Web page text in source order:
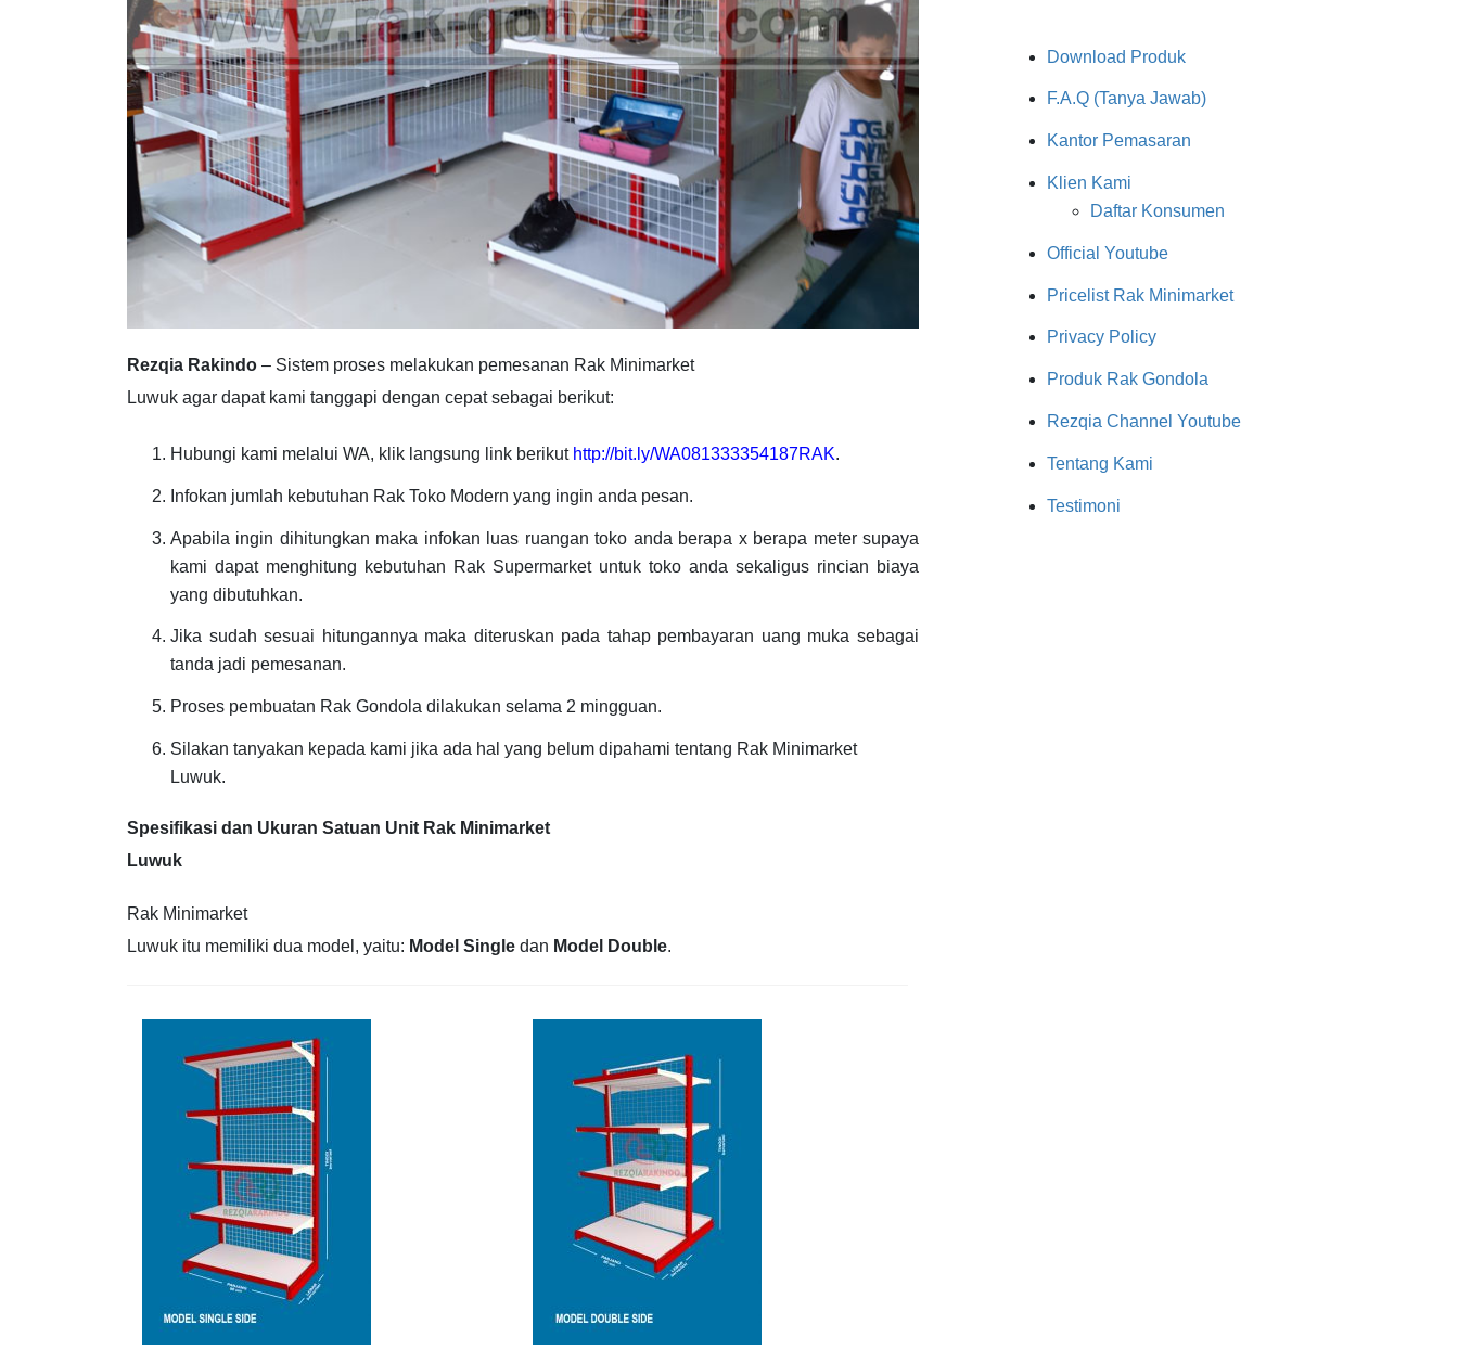
Rezqia Rakindo – Sistem proses melakukan pemesanan Rak Minimarket
Luwuk agar dapat kami tanggapi dengan cepat sebagai berikut:
Hubungi kami melalui WA, klik langsung link berikut http://bit.ly/WA081333354187RAK.
Infokan jumlah kebutuhan Rak Toko Modern yang ingin anda pesan.
Apabila ingin dihitungkan maka infokan luas ruangan toko anda berapa x berapa meter supaya
kami dapat menghitung kebutuhan Rak Supermarket untuk toko anda sekaligus rincian biaya
yang dibutuhkan.
Jika sudah sesuai hitungannya maka diteruskan pada tahap pembayaran uang muka sebagai
tanda jadi pemesanan.
Proses pembuatan Rak Gondola dilakukan selama 2 mingguan.
Silakan tanyakan kepada kami jika ada hal yang belum dipahami tentang Rak Minimarket
Luwuk.
Spesifikasi dan Ukuran Satuan Unit Rak Minimarket
Luwuk
Rak Minimarket
Luwuk itu memiliki dua model, yaitu: Model Single dan Model Double.
Download Produk
F.A.Q (Tanya Jawab)
Kantor Pemasaran
Klien Kami
Daftar Konsumen
Official Youtube
Pricelist Rak Minimarket
Privacy Policy
Produk Rak Gondola
Rezqia Channel Youtube
Tentang Kami
Testimoni